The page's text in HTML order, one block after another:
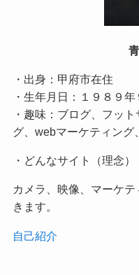
・出身：甲府市在住
・生年月日：１９８９年
・趣味：ブログ、フッ
グ、webマーケティング
・どんなサイト（理念）
カメラ、映像、マーケ
きます。
自己紹介